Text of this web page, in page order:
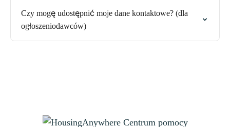
Czy mogę udostępnić moje dane kontaktowe? (dla
ogłoszeniodawców)